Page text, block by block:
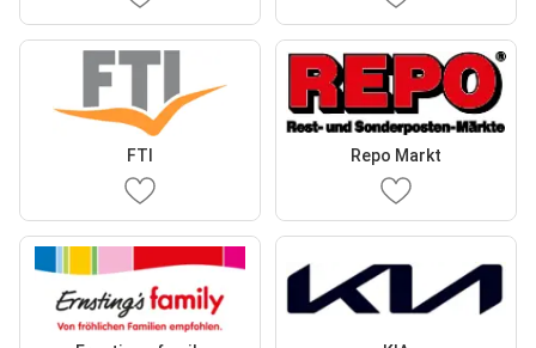
FTI Repo Markt